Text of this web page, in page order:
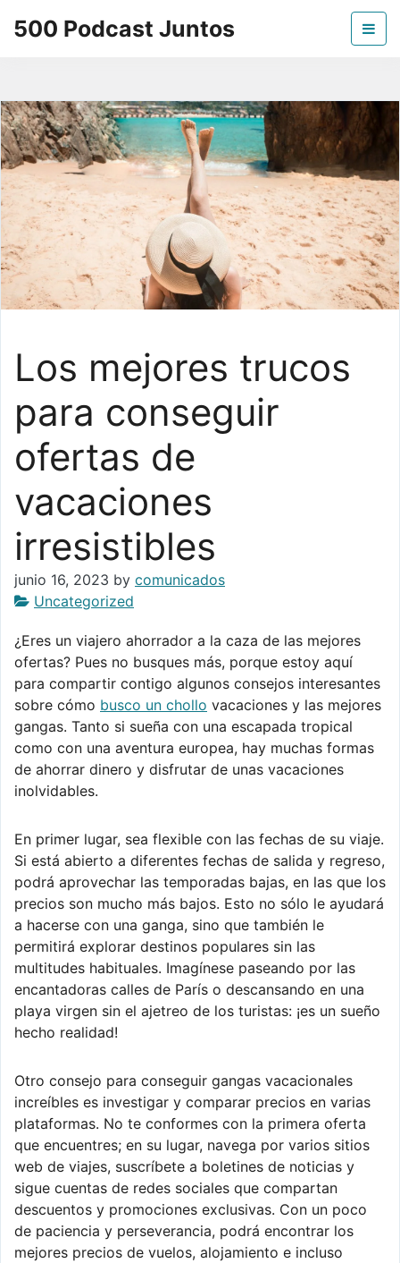
500 Podcast Juntos
Los mejores trucos
para conseguir
ofertas de
vacaciones
irresistibles
junio 16, 2023 by comunicados
Uncategorized
¿Eres un viajero ahorrador a la caza de las mejores
ofertas? Pues no busques más, porque estoy aquí
para compartir contigo algunos consejos interesantes
sobre cómo busco un chollo vacaciones y las mejores
gangas. Tanto si sueña con una escapada tropical
como con una aventura europea, hay muchas formas
de ahorrar dinero y disfrutar de unas vacaciones
inolvidables.
En primer lugar, sea flexible con las fechas de su viaje.
Si está abierto a diferentes fechas de salida y regreso,
podrá aprovechar las temporadas bajas, en las que los
precios son mucho más bajos. Esto no sólo le ayudará
a hacerse con una ganga, sino que también le
permitirá explorar destinos populares sin las
multitudes habituales. Imagínese paseando por las
encantadoras calles de París o descansando en una
playa virgen sin el ajetreo de los turistas: ¡es un sueño
hecho realidad!
Otro consejo para conseguir gangas vacacionales
increíbles es investigar y comparar precios en varias
plataformas. No te conformes con la primera oferta
que encuentres; en su lugar, navega por varios sitios
web de viajes, suscríbete a boletines de noticias y
sigue cuentas de redes sociales que compartan
descuentos y promociones exclusivas. Con un poco
de paciencia y perseverancia, podrá encontrar los
mejores precios de vuelos, alojamiento e incluso